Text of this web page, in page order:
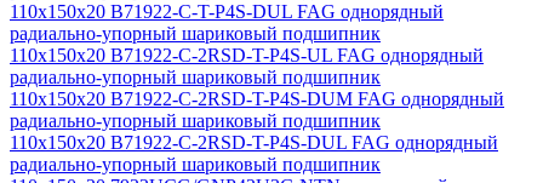
110x150x20 B71922-C-T-P4S-DUL FAG однорядный
радиально-упорный шариковый подшипник
110x150x20 B71922-C-2RSD-T-P4S-UL FAG однорядный
радиально-упорный шариковый подшипник
110x150x20 B71922-C-2RSD-T-P4S-DUM FAG однорядный
радиально-упорный шариковый подшипник
110x150x20 B71922-C-2RSD-T-P4S-DUL FAG однорядный
радиально-упорный шариковый подшипник